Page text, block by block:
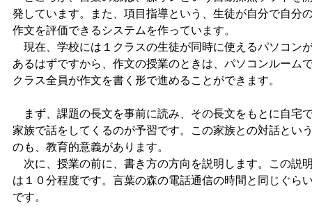
発しています。また、項目指導という、生徒が自分で自分
作文を評価できるシステムを作っています。
現在、学校には１クラスの生徒が同時に使えるパソコン
あるはずですから、作文の授業のときは、パソコンルーム
クラス全員が作文を書く形で進めることができます。
まず、課題の長文を事前に読み、その長文をもとに自宅
家族で話をしてくるのが予習です。この家族との対話とい
のも、教育的意義があります。
次に、授業の前に、書き方の方向を説明します。この説
は１０分程度です。言葉の森の電話通信の時間と同じぐら
です。